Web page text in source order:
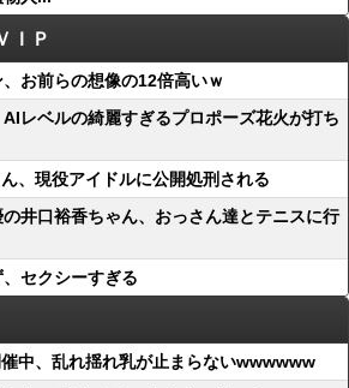
ＩＰ
、お前らの想像の12倍高いｗ
AIレベルの綺麗すぎるプロポーズ花火が打ち
、現役アイドルに公開処刑される
の井口裕香ちゃん、おっさん達とテニスに行
、セクシーすぎる
催中、乱れ揺れ乳が止まらないwwwwww